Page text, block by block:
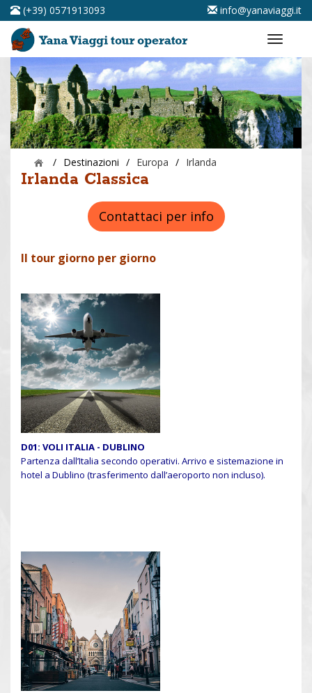
(+39) 0571913093 info@yanaviaggi.it
/ Destinazioni / Europa / Irlanda
Irlanda Classica
Contattaci per info
Il tour giorno per giorno
D01: VOLI ITALIA - DUBLINO
Partenza dall’Italia secondo operativi. Arrivo e sistemazione in
hotel a Dublino (trasferimento dall’aeroporto non incluso).